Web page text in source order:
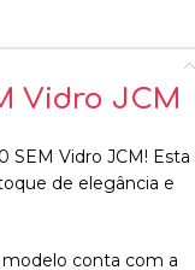
Vidro JCM
SEM Vidro JCM! Esta
de elegância e
conta com a